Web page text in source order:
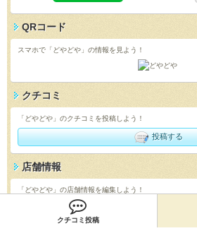
クチコミ投稿
QRコード
スマホで「どやどや」の情報を見よう！
クチコミ
「どやどや」のクチコミを投稿しよう！
投稿する
店舗情報
「どやどや」の店舗情報を編集しよう！